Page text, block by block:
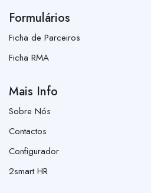
Formulários
Ficha de Parceiros
Ficha RMA
Mais Info
Sobre Nós
Contactos
Configurador
2smart HR